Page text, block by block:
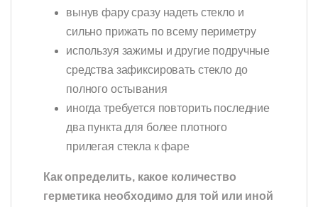
вынув фару сразу надеть стекло и
сильно прижать по всему периметру
используя зажимы и другие подручные
средства зафиксировать стекло до
полного остывания
иногда требуется повторить последние
два пункта для более плотного
прилегая стекла к фаре
Как определить, какое количество
герметика необходимо для той или иной